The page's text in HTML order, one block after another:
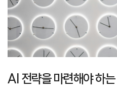
AI 전략을 마련해야 하